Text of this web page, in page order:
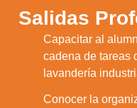
Salidas
Capacitar al
cadena de tareas
lavandería
Conocer la